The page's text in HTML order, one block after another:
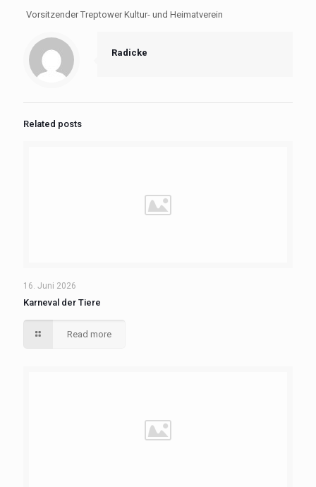
Vorsitzender Treptower Kultur- und Heimatverein
Radicke
Related posts
16. Juni 2026
Karneval der Tiere
Read more